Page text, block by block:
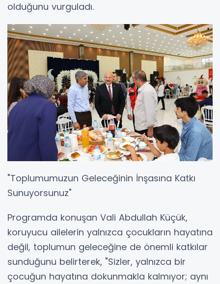
olduğunu vurguladı.
"Toplumumuzun Geleceğinin İnşasına Katkı
Sunuyorsunuz"
Programda konuşan Vali Abdullah Küçük,
koruyucu ailelerin yalnızca çocukların hayatına
değil, toplumun geleceğine de önemli katkılar
sunduğunu belirterek, "Sizler, yalnızca bir
çocuğun hayatına dokunmakla kalmıyor; aynı